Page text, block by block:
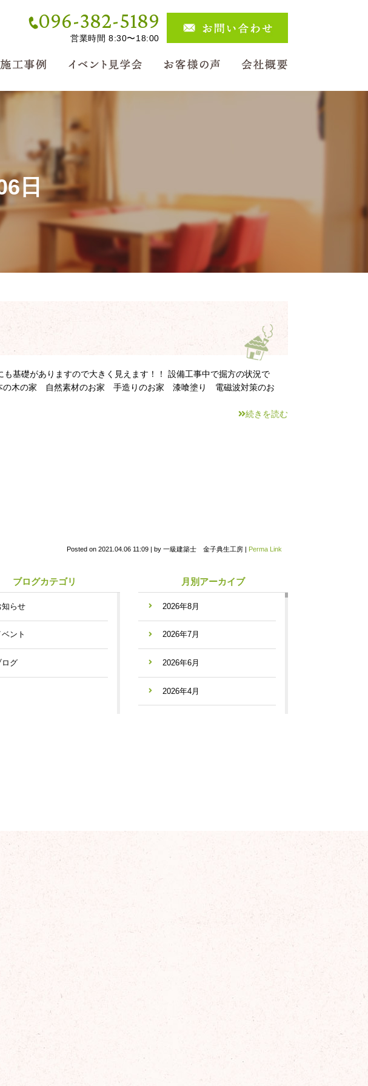
096-382-5189
営業時間 8:30〜18:00
日
基礎がありますので大きく見えます！！ 設備工事中で掘方の状況で
の木の家 自然素材のお家 手造りのお家 漆喰塗り 電磁波対策のお
続きを読む
Posted on 2021.04.06 11:09 | by 一級建築士 金子典生工房 | Perma Link
ブログカテゴリ
知らせ
ベント
ログ
月別アーカイブ
2026年8月
2026年7月
2026年6月
2026年4月